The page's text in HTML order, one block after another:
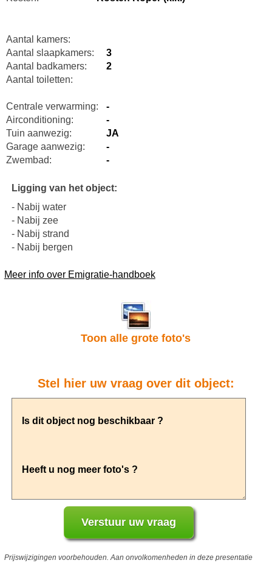
Aantal kamers:
Aantal slaapkamers:
3
Aantal badkamers:
2
Aantal toiletten:
Centrale verwarming:
-
Airconditioning:
-
Tuin aanwezig:
JA
Garage aanwezig:
-
Zwembad:
-
Ligging van het object:
- Nabij water
- Nabij zee
- Nabij strand
- Nabij bergen
Meer info over Emigratie-handboek
Toon alle grote foto's
Stel hier uw vraag over dit object:
Prijswijzigingen voorbehouden. Aan onvolkomenheden in deze presentatie